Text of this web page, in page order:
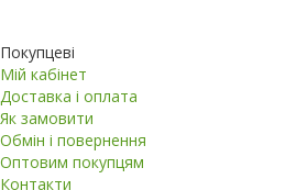
Покупцеві
Мій кабінет
Доставка і оплата
Як замовити
Обмін і повернення
Оптовим покупцям
Контакти